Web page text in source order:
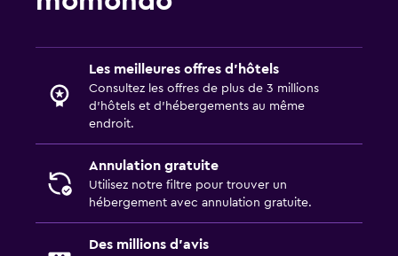
Les meilleures offres d’hôtels
Consultez les offres de plus de 3 millions
d’hôtels et d’hébergements au même
endroit.
Annulation gratuite
Utilisez notre filtre pour trouver un
hébergement avec annulation gratuite.
Des millions d’avis